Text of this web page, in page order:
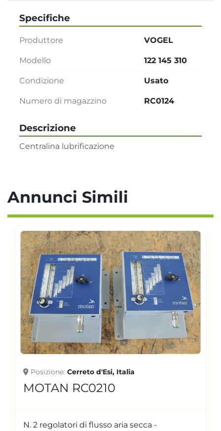
Descrizione
Centralina lubrificazione
Specifiche
Produttore VOGEL
Modello 122 145 310
Condizione Usato
Numero di magazzino RC0124
Annunci Simili
Posizione Cerreto d'Esi, Italia
MOTAN RC0210
N. 2 regolatori di flusso aria secca -